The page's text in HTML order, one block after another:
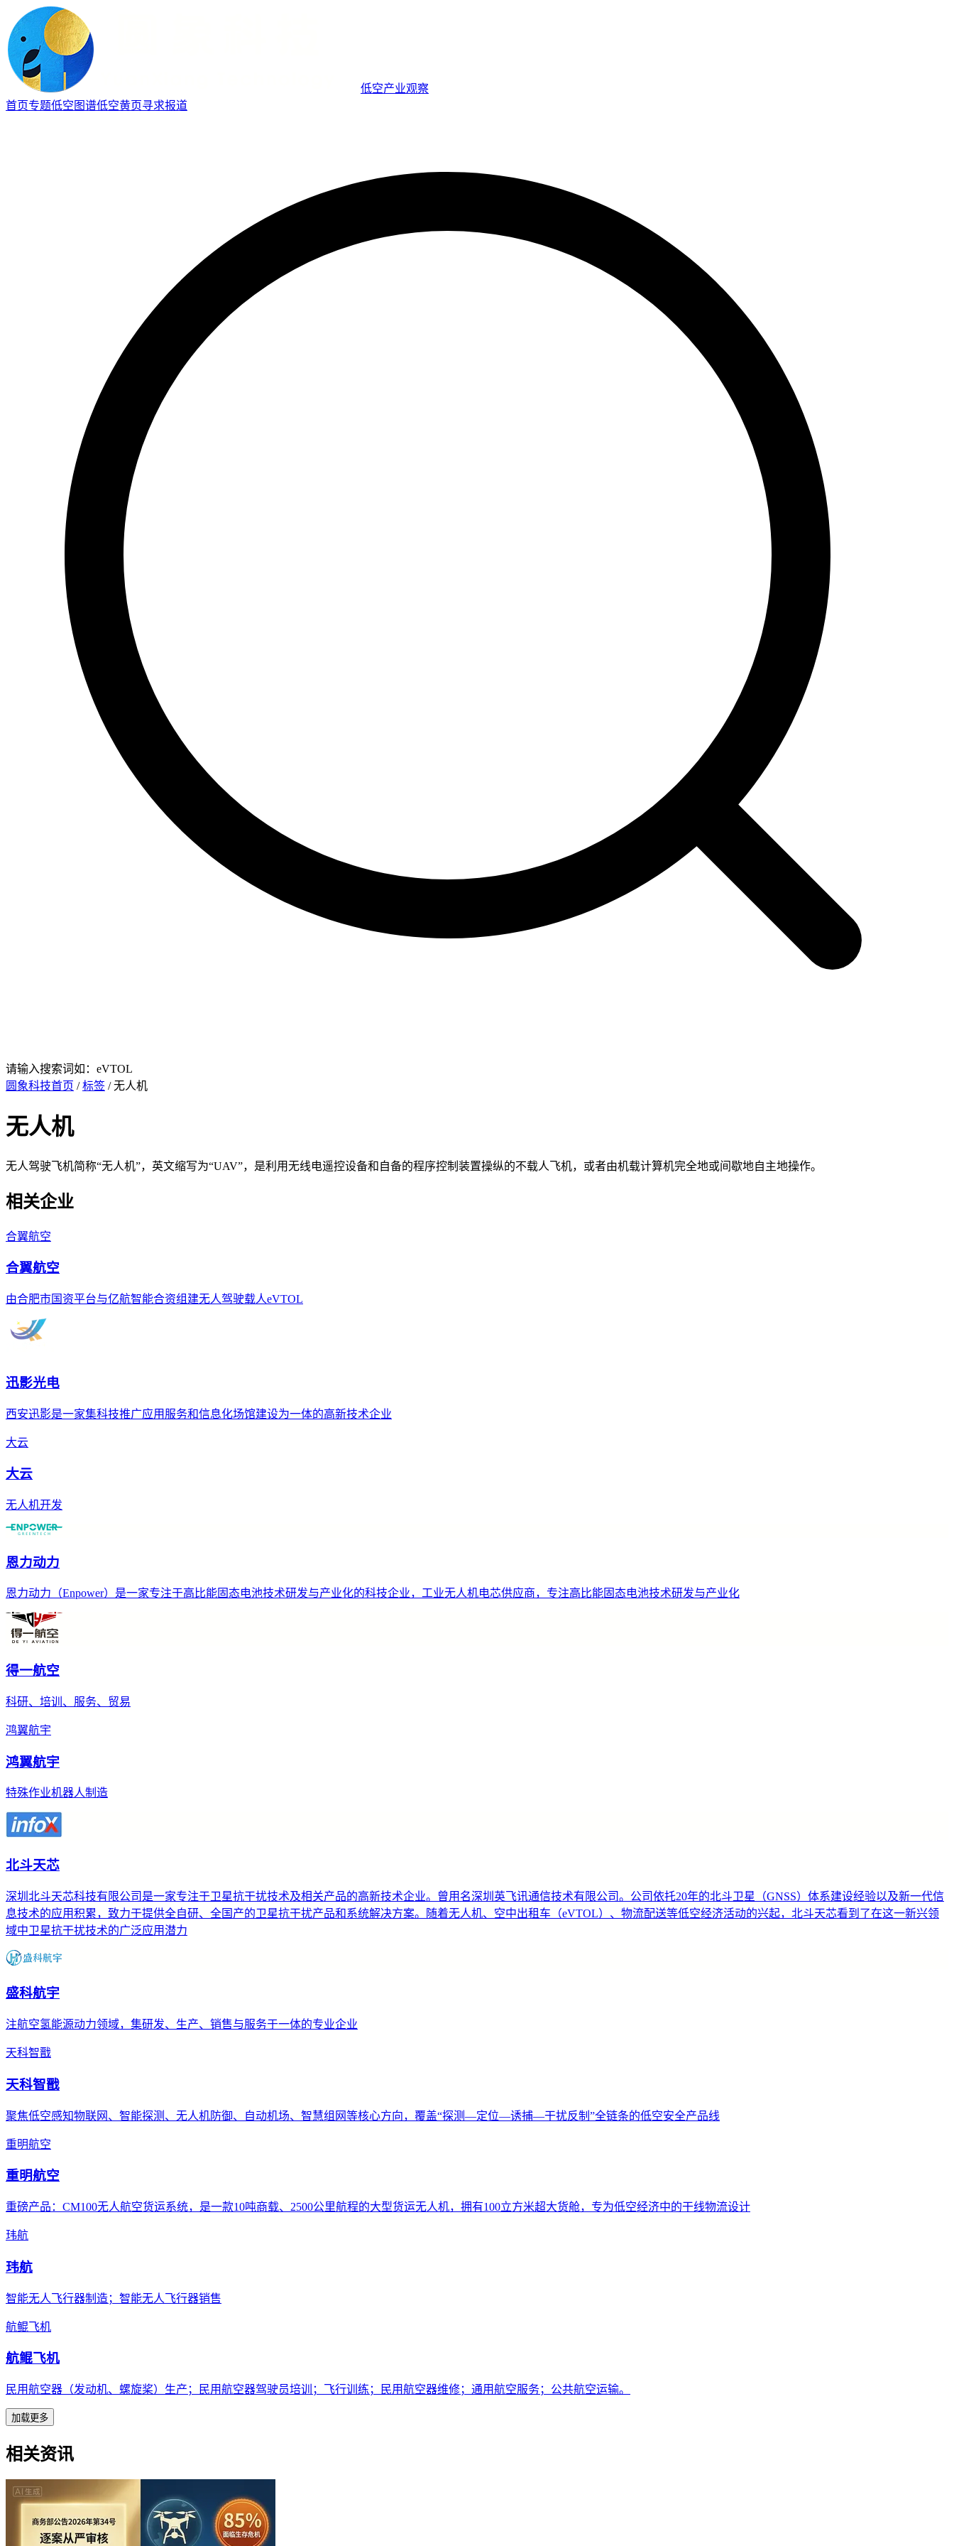
低空产业观察
首页专题低空图谱低空黄页寻求报道
请输入搜索词如：eVTOL
圆象科技首页 /标签 / 无人机
无人机
无人驾驶飞机简称“无人机”，英文缩写为“UAV”，是利用无线电遥控设备和自备的程序控制装置操纵的不载人飞机，或者由机载计算机完全地或间歇地自主地操作。
相关企业
合翼航空
合翼航空
由合肥市国资平台与亿航智能合资组建无人驾驶载人eVTOL
迅影光电
西安迅影是一家集科技推广应用服务和信息化场馆建设为一体的高新技术企业
大云
大云
无人机开发
恩力动力
恩力动力（Enpower）是一家专注于高比能固态电池技术研发与产业化的科技企业，工业无人机电芯供应商，专注高比能固态电池技术研发与产业化
得一航空
科研、培训、服务、贸易
鸿翼航宇
鸿翼航宇
特殊作业机器人制造
北斗天芯
深圳北斗天芯科技有限公司是一家专注于卫星抗干扰技术及相关产品的高新技术企业。曾用名深圳英飞讯通信技术有限公司。公司依托20年的北斗卫星（GNSS）体系建设经验以及新一代信
息技术的应用积累，致力于提供全自研、全国产的卫星抗干扰产品和系统解决方案。随着无人机、空中出租车（eVTOL）、物流配送等低空经济活动的兴起，北斗天芯看到了在这一新兴领
域中卫星抗干扰技术的广泛应用潜力
盛科航宇
注航空氢能源动力领域，集研发、生产、销售与服务于一体的专业企业
天科智戬
天科智戬
聚焦低空感知物联网、智能探测、无人机防御、自动机场、智慧组网等核心方向，覆盖“探测—定位—诱捕—干扰反制”全链条的低空安全产品线
重明航空
重明航空
重磅产品：CM100无人航空货运系统，是一款10吨商载、2500公里航程的大型货运无人机，拥有100立方米超大货舱，专为低空经济中的干线物流设计
玮航
玮航
智能无人飞行器制造；智能无人飞行器销售
航鲲飞机
航鲲飞机
民用航空器（发动机、螺旋桨）生产；民用航空器驾驶员培训；飞行训练；民用航空器维修；通用航空服务；公共航空运输。
加载更多
相关资讯